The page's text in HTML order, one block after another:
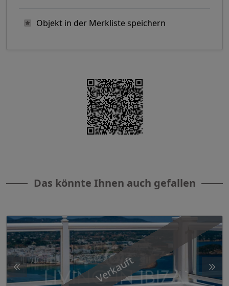
Objekt in der Merkliste speichern
Das könnte Ihnen auch gefallen
Verkauft